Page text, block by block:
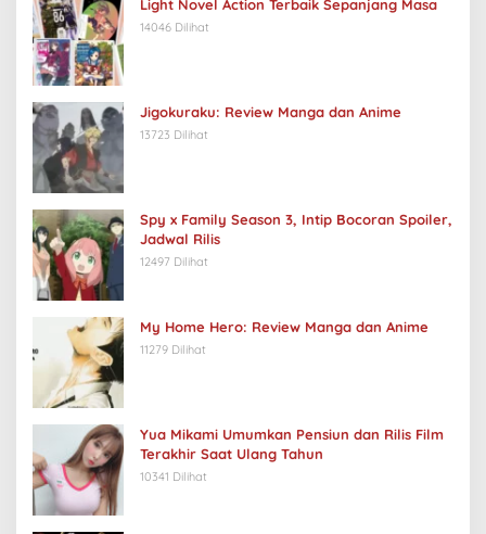
Light Novel Action Terbaik Sepanjang Masa
14046 Dilihat
Jigokuraku: Review Manga dan Anime
13723 Dilihat
Spy x Family Season 3, Intip Bocoran Spoiler,
Jadwal Rilis
12497 Dilihat
My Home Hero: Review Manga dan Anime
11279 Dilihat
Yua Mikami Umumkan Pensiun dan Rilis Film
Terakhir Saat Ulang Tahun
10341 Dilihat